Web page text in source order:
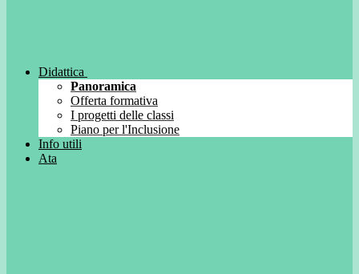
Didattica
Panoramica
Offerta formativa
I progetti delle classi
Piano per l'Inclusione
Info utili
Ata